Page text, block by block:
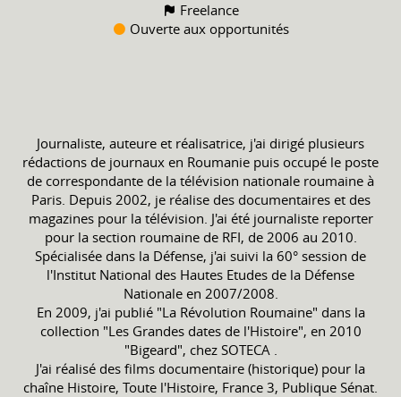
Freelance
Ouverte aux opportunités
Journaliste, auteure et réalisatrice, j'ai dirigé plusieurs
rédactions de journaux en Roumanie puis occupé le poste
de correspondante de la télévision nationale roumaine à
Paris. Depuis 2002, je réalise des documentaires et des
magazines pour la télévision. J'ai été journaliste reporter
pour la section roumaine de RFI, de 2006 au 2010.
Spécialisée dans la Défense, j'ai suivi la 60° session de
l'Institut National des Hautes Etudes de la Défense
Nationale en 2007/2008.
En 2009, j'ai publié "La Révolution Roumaine" dans la
collection "Les Grandes dates de l'Histoire", en 2010
"Bigeard", chez SOTECA .
J'ai réalisé des films documentaire (historique) pour la
chaîne Histoire, Toute l'Histoire, France 3, Publique Sénat.